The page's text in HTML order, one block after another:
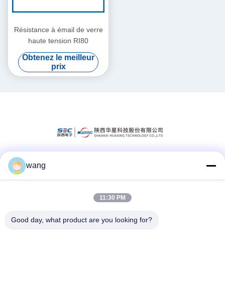
Résistance à émail de verre
haute tension RI80
Obtenez le meilleur
prix
wang
11:30 PM
Good day, what product are you looking for?